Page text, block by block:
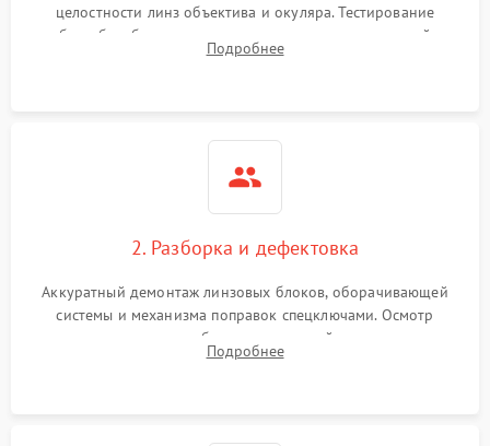
целостности линз объектива и окуляра. Тестирование
работы барабанчиков ввода поправок, кольца отстройки
параллакса и зума. Выявление сколов, внутренних
Подробнее
2. Разборка и дефектовка
Аккуратный демонтаж линзовых блоков, оборачивающей
системы и механизма поправок спецключами. Осмотр
внутренних резьбовых соединений, пружин и
уплотнительных колец. Поиск причин люфта, смещения
Подробнее